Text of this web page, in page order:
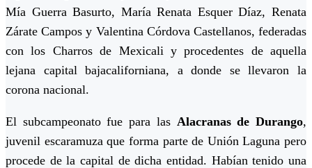
Mía Guerra Basurto, María Renata Esquer Díaz, Renata
Zárate Campos y Valentina Córdova Castellanos, federadas
con los Charros de Mexicali y procedentes de aquella
lejana capital bajacaliforniana, a donde se llevaron la
corona nacional.
El subcampeonato fue para las Alacranas de Durango,
juvenil escaramuza que forma parte de Unión Laguna pero
procede de la capital de dicha entidad. Habían tenido una